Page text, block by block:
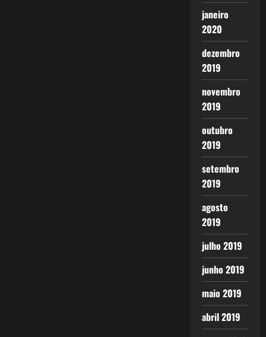
janeiro
2020
dezembro
2019
novembro
2019
outubro
2019
setembro
2019
agosto
2019
julho 2019
junho 2019
maio 2019
abril 2019